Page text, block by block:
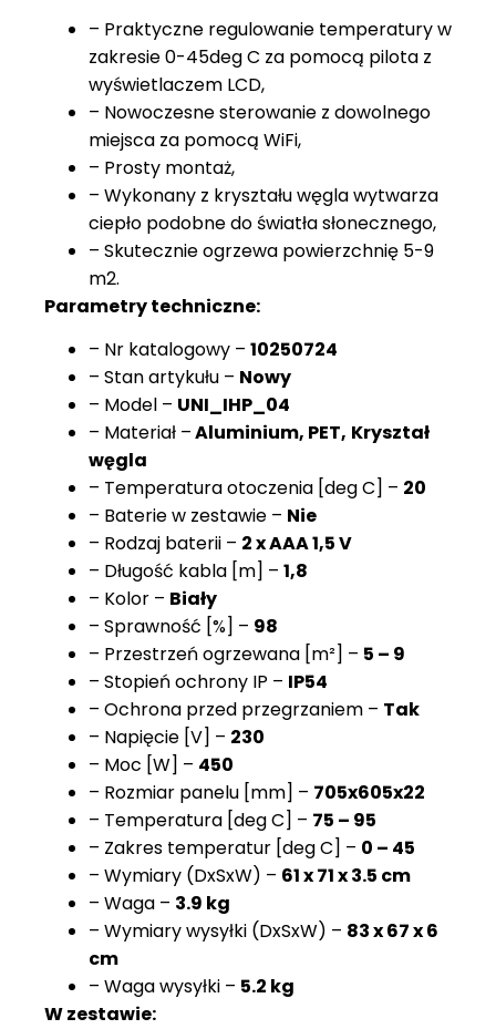
– Praktyczne regulowanie temperatury w
zakresie 0-45deg C za pomocą pilota z
wyświetlaczem LCD,
– Nowoczesne sterowanie z dowolnego
miejsca za pomocą WiFi,
– Prosty montaż,
– Wykonany z kryształu węgla wytwarza
ciepło podobne do światła słonecznego,
– Skutecznie ogrzewa powierzchnię 5-9
m2.
Parametry techniczne:
– Nr katalogowy – 10250724
– Stan artykułu – Nowy
– Model – UNI_IHP_04
– Materiał –Aluminium, PET, Kryształ
węgla
– Temperatura otoczenia [deg C] – 20
– Baterie w zestawie – Nie
– Rodzaj baterii – 2 x AAA 1,5 V
– Długość kabla [m] – 1,8
– Kolor – Biały
– Sprawność [%] – 98
– Przestrzeń ogrzewana [m²] – 5 – 9
– Stopień ochrony IP – IP54
– Ochrona przed przegrzaniem – Tak
– Napięcie [V] – 230
– Moc [W] – 450
– Rozmiar panelu [mm] – 705x605x22
– Temperatura [deg C] – 75 – 95
– Zakres temperatur [deg C] – 0 – 45
– Wymiary (DxSxW) – 61 x 71 x 3.5 cm
– Waga – 3.9 kg
– Wymiary wysyłki (DxSxW) – 83 x 67 x 6
cm
– Waga wysyłki – 5.2 kg
W zestawie: